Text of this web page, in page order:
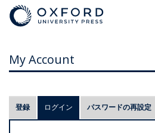
My Account
プ
ラ
登録 ログイン (アクティブなタブ)
パスワードの再設定